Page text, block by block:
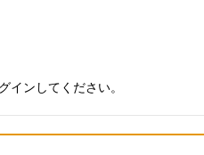
インしてください。